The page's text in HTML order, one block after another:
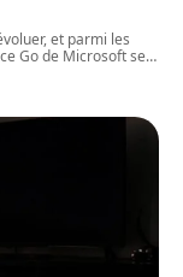
et parmi les
Go de Microsoft se…